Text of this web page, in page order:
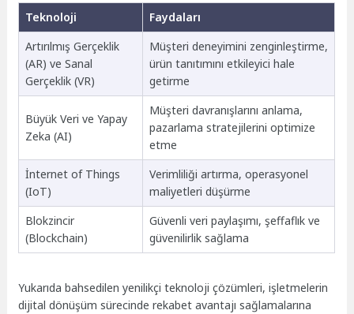
Teknoloji
Faydaları
Artırılmış Gerçeklik
(AR) ve Sanal
Gerçeklik (VR)
Müşteri deneyimini zenginleştirme,
ürün tanıtımını etkileyici hale
getirme
Büyük Veri ve Yapay
Zeka (AI)
Müşteri davranışlarını anlama,
pazarlama stratejilerini optimize
etme
İnternet of Things
(IoT)
Verimliliği artırma, operasyonel
maliyetleri düşürme
Blokzincir
(Blockchain)
Güvenli veri paylaşımı, şeffaflık ve
güvenilirlik sağlama
Yukarıda bahsedilen yenilikçi teknoloji çözümleri, işletmelerin
dijital dönüşüm sürecinde rekabet avantajı sağlamalarına